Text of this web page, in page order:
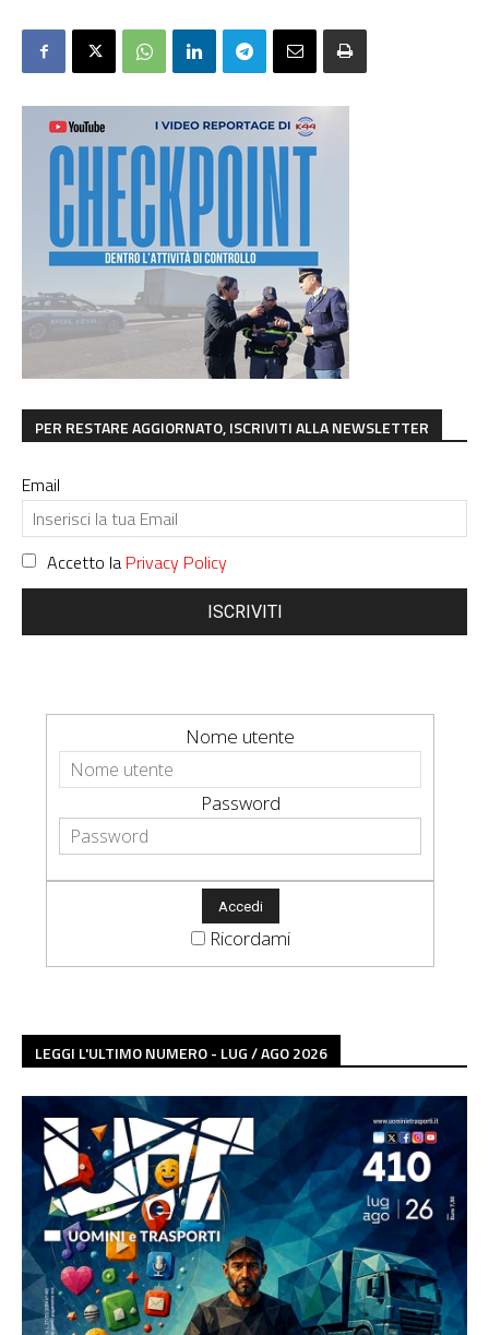
PER RESTARE AGGIORNATO, ISCRIVITI ALLA NEWSLETTER
Email
Accetto la Privacy Policy
ISCRIVITI
Nome utente
Password
Ricordami
LEGGI L'ULTIMO NUMERO - LUG / AGO 2026